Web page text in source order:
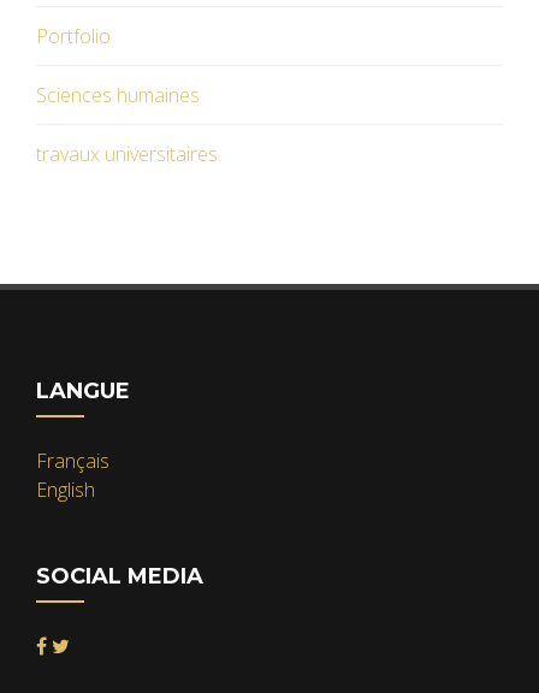
Portfolio
Sciences humaines
travaux universitaires
LANGUE
Français
English
SOCIAL MEDIA